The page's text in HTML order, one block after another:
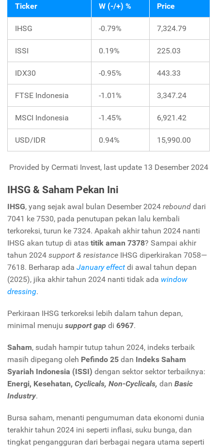
Ticker W (-/+) % Price
IHSG -0.79% 7,324.79
ISSI 0.19% 225.03
IDX30 -0.95% 443.33
FTSE Indonesia -1.01% 3,347.24
MSCI Indonesia -1.45% 6,921.42
USD/IDR 0.94% 15,990.00
Provided by Cermati Invest, last update 13 Desember 2024
IHSG & Saham Pekan Ini
IHSG, yang sejak awal bulan Desember 2024 rebound dari
7041 ke 7530, pada penutupan pekan lalu kembali
terkoreksi, turun ke 7324. Apakah akhir tahun 2024 nanti
IHSG akan tutup di atas titik aman 7378? Sampai akhir
tahun 2024 support & resistance IHSG diperkirakan 7058—
7618. Berharap ada January effect di awal tahun depan
(2025), jika akhir tahun 2024 nanti tidak ada window
dressing.
Perkiraan IHSG terkoreksi lebih dalam tahun depan,
minimal menuju support gap di 6967.
Saham, sudah hampir tutup tahun 2024, indeks terbaik
masih dipegang oleh Pefindo 25 dan Indeks Saham
Syariah Indonesia (ISSI) dengan sektor sektor terbaiknya:
Energi, Kesehatan, Cyclicals, Non-Cyclicals, dan Basic
Industry.
Bursa saham, menanti pengumuman data ekonomi dunia
terakhir tahun 2024 ini seperti inflasi, suku bunga, dan
tingkat pengangguran dari berbagai negara utama seperti